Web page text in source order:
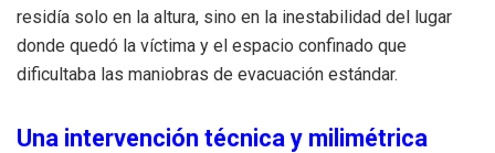
residía solo en la altura, sino en la inestabilidad del lugar
donde quedó la víctima y el espacio confinado que
dificultaba las maniobras de evacuación estándar.
Una intervención técnica y milimétrica